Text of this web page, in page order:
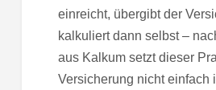
einreicht, übergibt der
kalkuliert dann selbst –
aus Kalkum setzt dieser
Versicherung nicht einfach